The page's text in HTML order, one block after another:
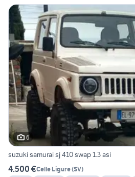
6
suzuki samurai sj 410 swap 1.3 asi
4.500 €Celle Ligure(SV)